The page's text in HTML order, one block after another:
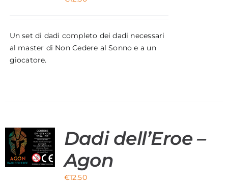
Un set di dadi completo dei dadi necessari
al master di Non Cedere al Sonno e a un
giocatore.
Dadi dell’Eroe –
Agon
€12.50